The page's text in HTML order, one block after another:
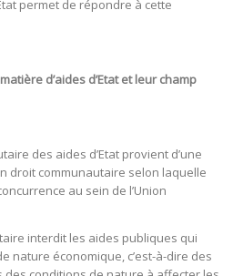
permet de répondre à cette
d’aides d’Etat et leur champ
des aides d’Etat provient d’une
droit communautaire selon laquelle
au sein de l’Union
interdit les aides publiques qui
nature économique, c’est-à-dire des